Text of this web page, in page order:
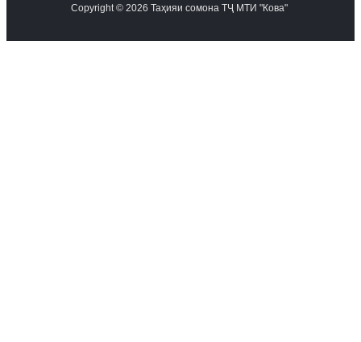
Copyright © 2026 Таҳияи сомона ТҶ МТИ "Кова"